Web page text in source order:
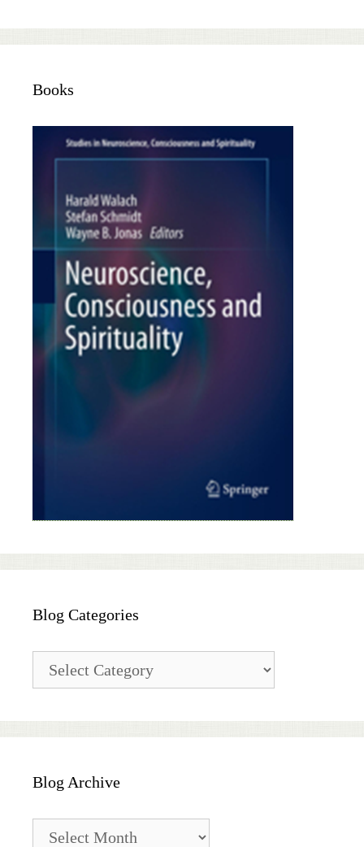
Books
Blog Categories
Categories
Blog Archive